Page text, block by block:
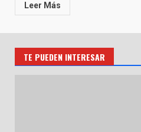
Leer Más
TE PUEDEN INTERESAR